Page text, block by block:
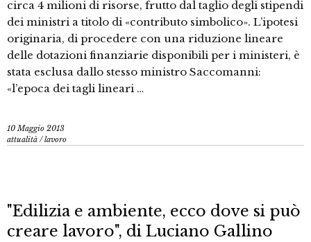
circa 4 milioni di risorse, frutto dal taglio degli stipendi
dei ministri a titolo di «contributo simbolico». L’ipotesi
originaria, di procedere con una riduzione lineare
delle dotazioni finanziarie disponibili per i ministeri, è
stata esclusa dallo stesso ministro Saccomanni:
«l’epoca dei tagli lineari …
10 Maggio 2013
attualità /lavoro
"Edilizia e ambiente, ecco dove si può
creare lavoro", di Luciano Gallino